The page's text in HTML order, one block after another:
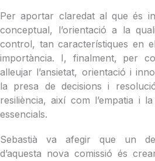
Per aportar claredat al que és
conceptual, l’orientació a la
control, tan característiques en
importància. I, finalment, per
alleujar l’ansietat, orientació i
la presa de decisions i
resiliència, així com l’empatia i
essencials.
Sebastià va afegir que un
d’aquesta nova comissió és